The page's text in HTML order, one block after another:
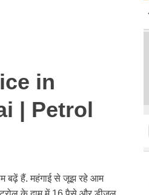
in
| Petrol
बढ़ें हैं. महंगाई से जूझ रहे आम